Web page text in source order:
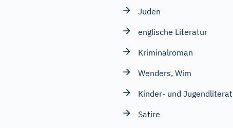
Juden
englische Literatur
Kriminalroman
Wenders, Wim
Kinder- und
Satire